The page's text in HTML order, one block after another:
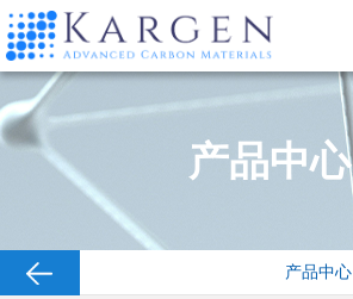
产品中心
产品中心